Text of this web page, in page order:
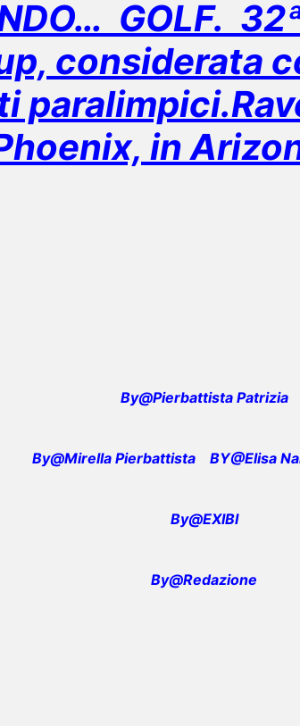
GOLF.
considerata
in
By@Pierbattista Patrizia
By@Mirella PierbattistaBY@Elisa
By@EXIBI
By@Redazione